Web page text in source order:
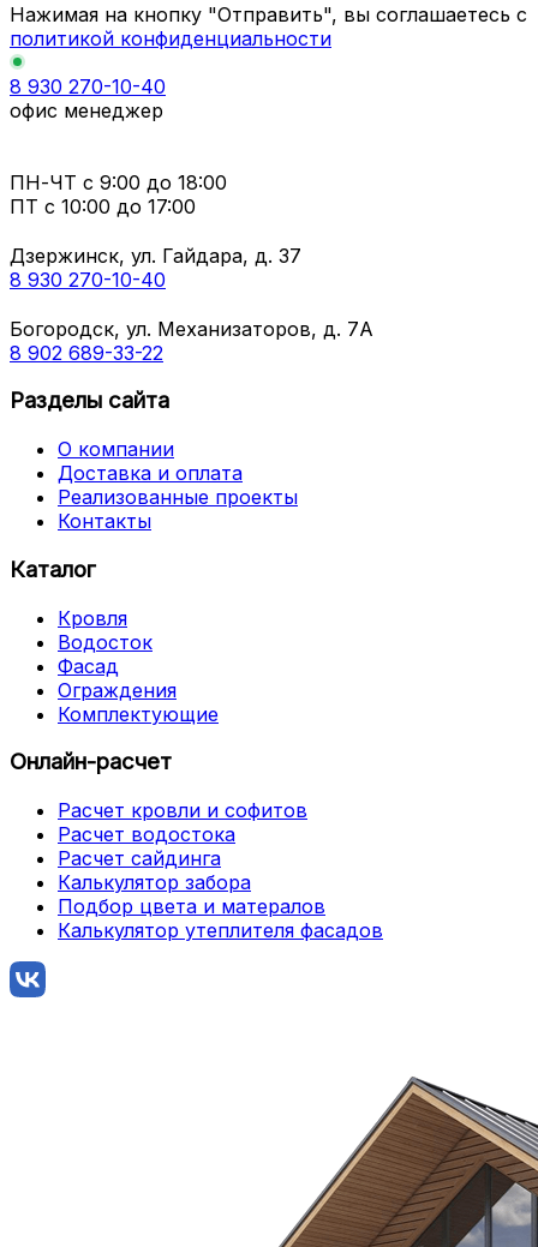
Нажимая на кнопку "Отправить", вы соглашаетесь с
политикой конфиденциальности
8 930 270-10-40
офис менеджер
ПН-ЧТ с 9:00 до 18:00
ПТ с 10:00 до 17:00
Дзержинск, ул. Гайдара, д. 37
8 930 270-10-40
Богородск, ул. Механизаторов, д. 7А
8 902 689-33-22
Разделы сайта
О компании
Доставка и оплата
Реализованные проекты
Контакты
Каталог
Кровля
Водосток
Фасад
Ограждения
Комплектующие
Онлайн-расчет
Расчет кровли и софитов
Расчет водостока
Расчет сайдинга
Калькулятор забора
Подбор цвета и матералов
Калькулятор утеплителя фасадов